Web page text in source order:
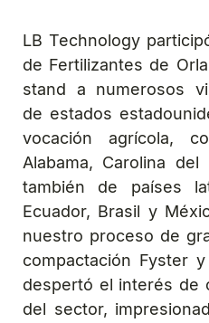
LB Technology
de Fertilizantes de
stand a numerosos
de estados
vocación agrícola,
Alabama, Carolina
también de países
Ecuador, Brasil y
nuestro proceso de
compactación Fyster
despertó el interés de
del sector,